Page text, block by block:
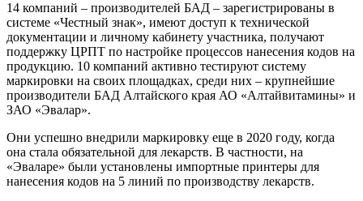
14 компаний – производителей БАД – зарегистрированы в
системе «Честный знак», имеют доступ к технической
документации и личному кабинету участника, получают
поддержку ЦРПТ по настройке процессов нанесения кодов на
продукцию. 10 компаний активно тестируют систему
маркировки на своих площадках, среди них – крупнейшие
производители БАД Алтайского края АО «Алтайвитамины» и
ЗАО «Эвалар».
Они успешно внедрили маркировку еще в 2020 году, когда
она стала обязательной для лекарств. В частности, на
«Эваларе» были установлены импортные принтеры для
нанесения кодов на 5 линий по производству лекарств.